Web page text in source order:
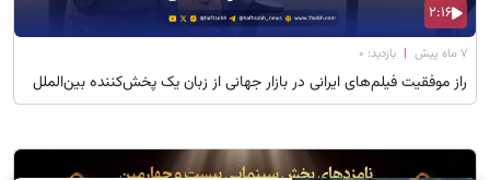
2:16
۷ ماه پیش | بازدید: 0
راز موفقیت فیلم‌های ایرانی در بازار جهانی از زبان یک پخش‌کننده بین‌الملل